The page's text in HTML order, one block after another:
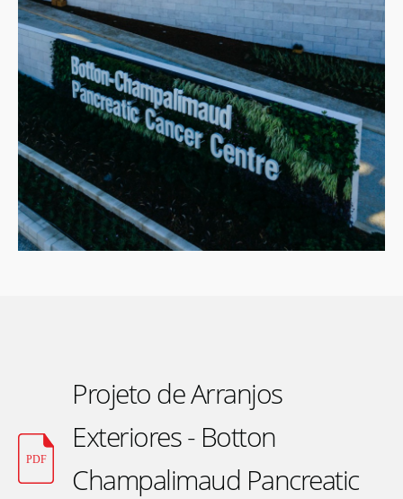
Projeto de Arranjos
Exteriores - Botton
Champalimaud Pancreatic